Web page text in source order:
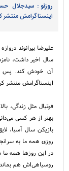
روزنو : سیدجلال
اینستاگرامش منتشر
علیرضا بیرانوند
سال اخیر داشت،
آن خودش کند. پس
اینستاگرامش منتشر
فوتبال مثل زندگی،
بهتر از هر کسی
بازیکن سال آسیا،
روزی همه ما به
در این روزها همه ما
روسیاهی‌اش هم بماند